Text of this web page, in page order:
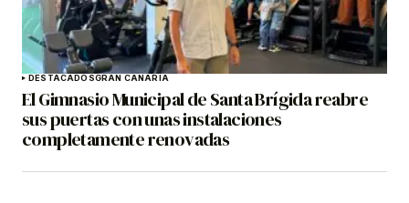
DESTACADOSGRAN CANARIA
El Gimnasio Municipal de Santa Brígida reabre
sus puertas con unas instalaciones
completamente renovadas